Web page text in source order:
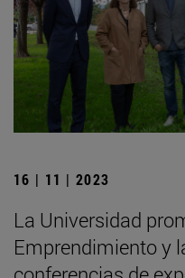
16 | 11 | 2023
La Universidad
Emprendimiento y